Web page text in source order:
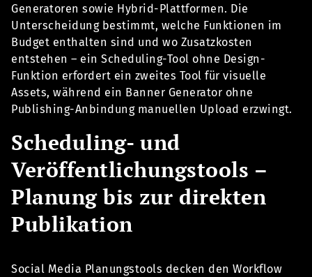
Generatoren sowie Hybrid-Plattformen. Die
Unterscheidung bestimmt, welche Funktionen im
Budget enthalten sind und wo Zusatzkosten
entstehen – ein Scheduling-Tool ohne Design-
Funktion erfordert ein zweites Tool für visuelle
Assets, während ein Banner Generator ohne
Publishing-Anbindung manuellen Upload erzwingt.
Scheduling- und
Veröffentlichungstools –
Planung bis zur direkten
Publikation
Social Media Planungstools decken den Workflow